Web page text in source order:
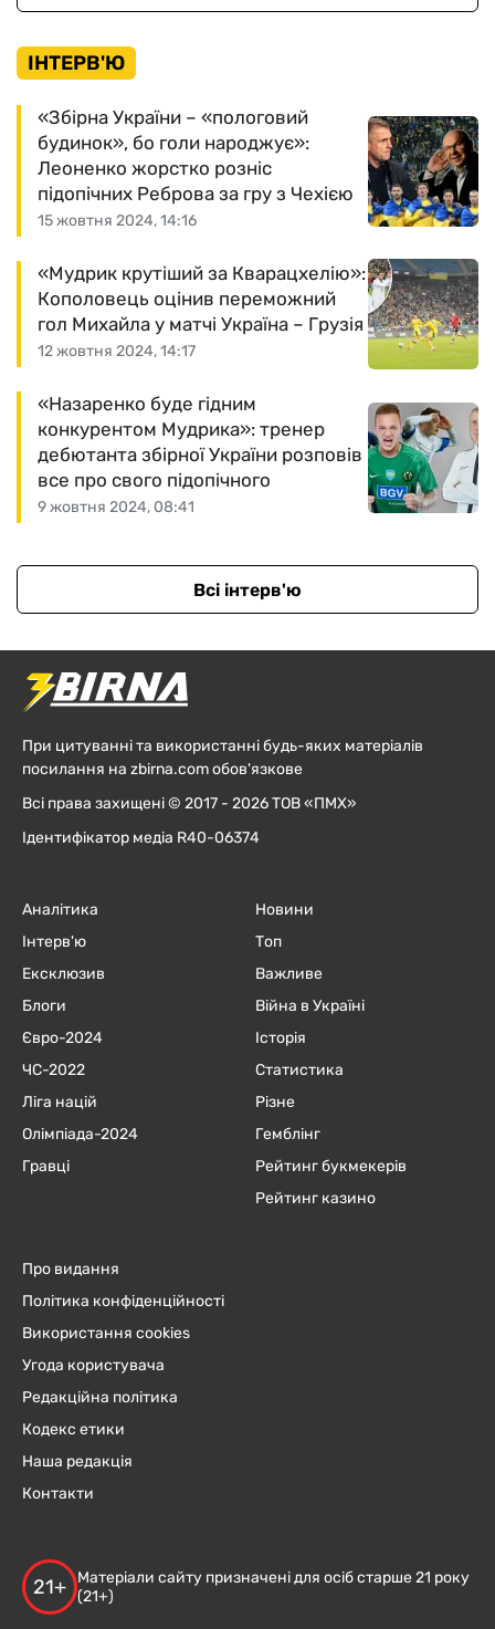
ІНТЕРВ'Ю
15 жовтня 2024, 14:16
«Збірна України – «пологовий
будинок», бо голи народжує»:
Леоненко жорстко розніс
підопічних Реброва за гру з Чехією
12 жовтня 2024, 14:17
«Мудрик крутіший за Кварацхелію»:
Кополовець оцінив переможний
гол Михайла у матчі Україна – Грузія
9 жовтня 2024, 08:41
«Назаренко буде гідним
конкурентом Мудрика»: тренер
дебютанта збірної України розповів
все про свого підопічного
Всі інтерв'ю
При цитуванні та використанні будь-яких матеріалів
посилання на zbirna.com обов'язкове
Всі права захищені © 2017 - 2026 ТОВ «ПМХ»
Ідентифікатор медіа R40-06374
Аналітика
Інтерв'ю
Ексклюзив
Блоги
Євро-2024
ЧC-2022
Ліга націй
Олімпіада-2024
Гравці
Новини
Топ
Важливе
Війна в Україні
Історія
Статистика
Різне
Гемблінг
Рейтинг букмекерів
Рейтинг казино
Про видання
Політика конфіденційності
Використання cookies
Угода користувача
Редакційна політика
Кодекс етики
Наша редакція
Контакти
21+
Матеріали сайту призначені для осіб старше 21 року
(21+)